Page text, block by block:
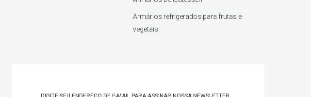
Armários refrigerados para frutas e
vegetais